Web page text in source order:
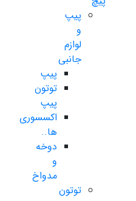
پیپ
و
لوازم
جانبی
پیپ
توتون
پیپ
اکسسوری
ها..
دوخه
و
مدواخ
توتون